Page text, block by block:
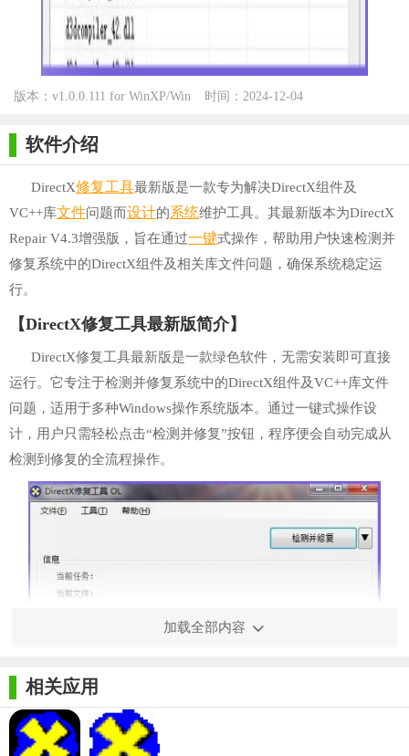
版本：v1.0.0.111 for WinXP/Win
时间：2024-12-04
软件介绍
DirectX修复工具最新版是一款专为解决DirectX组件及
VC++库文件问题而设计的系统维护工具。其最新版本为DirectX
Repair V4.3增强版，旨在通过一键式操作，帮助用户快速检测并
修复系统中的DirectX组件及相关库文件问题，确保系统稳定运
行。
【DirectX修复工具最新版简介】
DirectX修复工具最新版是一款绿色软件，无需安装即可直接
运行。它专注于检测并修复系统中的DirectX组件及VC++库文件
问题，适用于多种Windows操作系统版本。通过一键式操作设
计，用户只需轻松点击“检测并修复”按钮，程序便会自动完成从
检测到修复的全流程操作。
加载全部内容
相关应用